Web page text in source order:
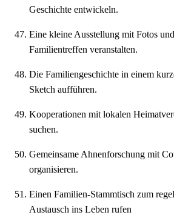
Geschichte entwickeln.
Eine kleine Ausstellung mit Fotos
Familientreffen veranstalten.
Die Familiengeschichte in einem
Sketch aufführen.
Kooperationen mit lokalen
suchen.
Gemeinsame Ahnenforschung mit
organisieren.
Einen Familien-Stammtisch zum
Austausch ins Leben rufen